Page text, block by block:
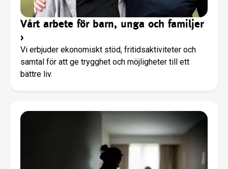
Vårt arbete för barn, unga och familjer
›
Vi erbjuder ekonomiskt stöd, fritidsaktiviteter och
samtal för att ge trygghet och möjligheter till ett
bättre liv.